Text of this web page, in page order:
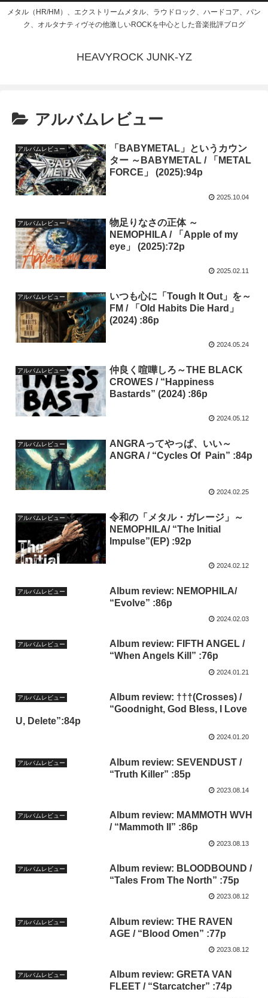
メタル（HR/HM）、エクストリームメタル、ラウドロック、ハードコア、パン
ク、オルタナティヴその他激しいROCKを中心とした音楽批評ブログ
HEAVYROCK JUNK-YZ
アルバムレビュー
アルバムレビュー
「BABYMETAL」というカウン
ター ～BABYMETAL / 「METAL
FORCE」 (2025):94p
2025.10.04
アルバムレビュー
物足りなさの正体 ～
NEMOPHILA / 「Apple of my
eye」 (2025):72p
2025.02.11
アルバムレビュー
いつも心に「Tough It Out」を～
FM / 「Old Habits Die Hard」
(2024) :86p
2024.05.24
アルバムレビュー
仲良く喧嘩しろ～THE BLACK
CROWES / “Happiness
Bastards” (2024) :86p
2024.05.12
アルバムレビュー
ANGRAってやっぱ、いい～
ANGRA / “Cycles Of Pain” :84p
2024.02.25
アルバムレビュー
令和の「メタル・ガレージ」～
NEMOPHILA/ “The Initial
Impulse”(EP) :92p
2024.02.12
アルバムレビュー
Album review: NEMOPHILA/
“Evolve” :86p
2024.02.03
アルバムレビュー
Album review: FIFTH ANGEL /
“When Angels Kill” :76p
2024.01.21
アルバムレビュー
Album review: †††(Crosses) /
“Goodnight, God Bless, I Love
U, Delete”:84p
2024.01.20
アルバムレビュー
Album review: SEVENDUST /
“Truth Killer” :85p
2023.08.14
アルバムレビュー
Album review: MAMMOTH WVH
/ “Mammoth II” :86p
2023.08.13
アルバムレビュー
Album review: BLOODBOUND /
“Tales From The North” :75p
2023.08.12
アルバムレビュー
Album review: THE RAVEN
AGE / “Blood Omen” :77p
2023.08.12
アルバムレビュー
Album review: GRETA VAN
FLEET / “Starcatcher” :74p